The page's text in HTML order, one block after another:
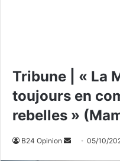
Tribune | « La
toujours en
rebelles »
B24 Opinion 05/10/